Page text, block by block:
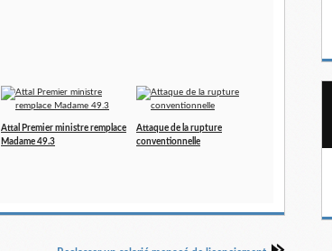
Attal Premier ministre remplace
Madame 49.3
Attaque de la rupture
conventionnelle